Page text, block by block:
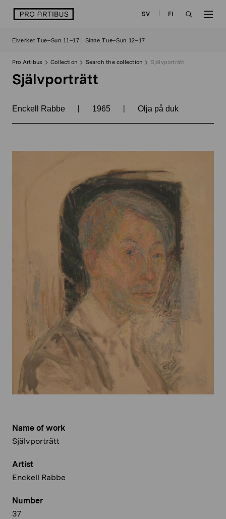
logo SV
FI
Elverket Tue–Sun 11–17 | Sinne Tue–Sun 12–17
Pro Artibus Collection Search the collection Självporträtt
Självporträtt
Enckell Rabbe | 1965 | Olja på duk
Name of work
Självporträtt
Artist
Enckell Rabbe
Number
37